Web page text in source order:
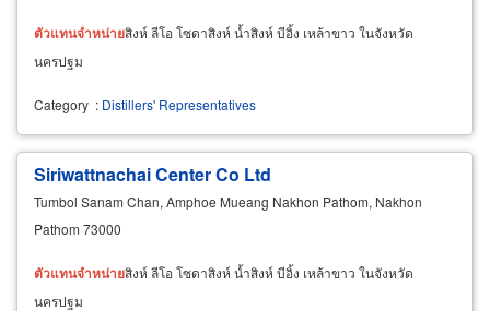
ตัวแทนจำหน่ายสิงห์ ลีโอ โซดาสิงห์ น้ำสิงห์ บีอิ้ง เหล้าขาว ในจังหวัด
นครปฐม
Category : Distillers' Representatives
Siriwattnachai Center Co Ltd
Tumbol Sanam Chan, Amphoe Mueang Nakhon Pathom, Nakhon
Pathom 73000
ตัวแทนจำหน่ายสิงห์ ลีโอ โซดาสิงห์ น้ำสิงห์ บีอิ้ง เหล้าขาว ในจังหวัด
นครปฐม